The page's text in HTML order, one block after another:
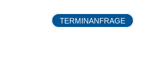
TERMINANFRAGE